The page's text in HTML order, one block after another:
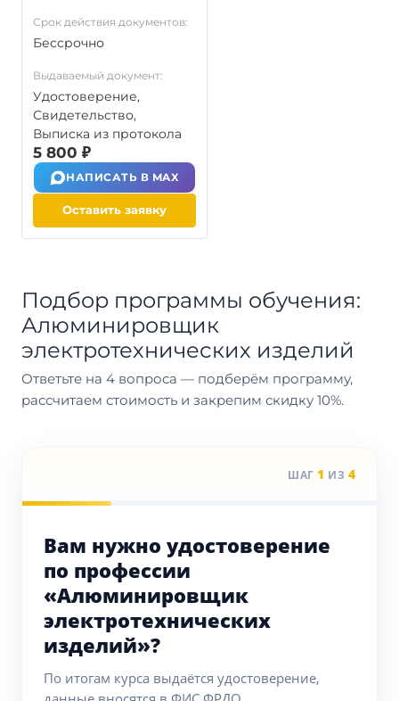
Срок действия документов:
Бессрочно
Выдаваемый документ:
Удостоверение,
Свидетельство,
Выписка из протокола
5 800 ₽
НАПИСАТЬ В MAX
Оставить заявку
Подбор программы обучения:
Алюминировщик
электротехнических изделий
Ответьте на 4 вопроса — подберём программу,
рассчитаем стоимость и закрепим скидку 10%.
ШАГ 1 ИЗ 4
Вам нужно удостоверение
по профессии
«Алюминировщик
электротехнических
изделий»?
По итогам курса выдаётся удостоверение,